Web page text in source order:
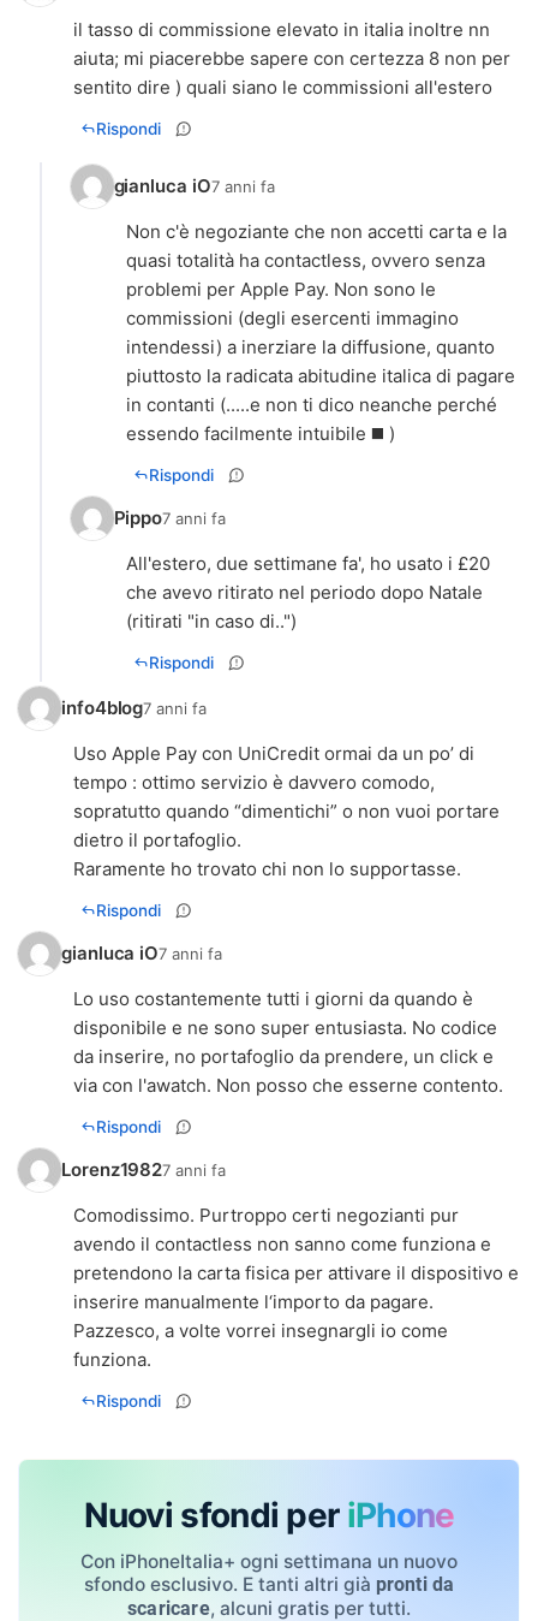
il tasso di commissione elevato in italia inoltre nn
aiuta; mi piacerebbe sapere con certezza 8 non per
sentito dire ) quali siano le commissioni all'estero
Rispondi
gianluca iO7 anni fa
Non c'è negoziante che non accetti carta e la
quasi totalità ha contactless, ovvero senza
problemi per Apple Pay. Non sono le
commissioni (degli esercenti immagino
intendessi) a inerziare la diffusione, quanto
piuttosto la radicata abitudine italica di pagare
in contanti (.....e non ti dico neanche perché
essendo facilmente intuibile ◼️ )
Rispondi
Pippo7 anni fa
All'estero, due settimane fa', ho usato i £20
che avevo ritirato nel periodo dopo Natale
(ritirati "in caso di..")
Rispondi
info4blog7 anni fa
Uso Apple Pay con UniCredit ormai da un po’ di
tempo : ottimo servizio è davvero comodo,
sopratutto quando “dimentichi” o non vuoi portare
dietro il portafoglio.
Raramente ho trovato chi non lo supportasse.
Rispondi
gianluca iO7 anni fa
Lo uso costantemente tutti i giorni da quando è
disponibile e ne sono super entusiasta. No codice
da inserire, no portafoglio da prendere, un click e
via con l'awatch. Non posso che esserne contento.
Rispondi
Lorenz19827 anni fa
Comodissimo. Purtroppo certi negozianti pur
avendo il contactless non sanno come funziona e
pretendono la carta fisica per attivare il dispositivo e
inserire manualmente l‘importo da pagare.
Pazzesco, a volte vorrei insegnargli io come
funziona.
Rispondi
Nuovi sfondi per iPhone
Con iPhoneItalia+ ogni settimana un nuovo
sfondo esclusivo. E tanti altri già pronti da
scaricare, alcuni gratis per tutti.